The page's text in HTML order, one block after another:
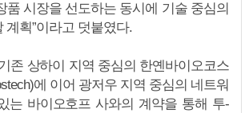
품 시장을 선도하는 동시에 기술 중심의
계획”이라고 덧붙였다.
존 상하이 지역 중심의 한옌바이오코스
에 이어 광저우 지역 중심의 네트워
는 바이오호프 사와의 계약을 통해 투-